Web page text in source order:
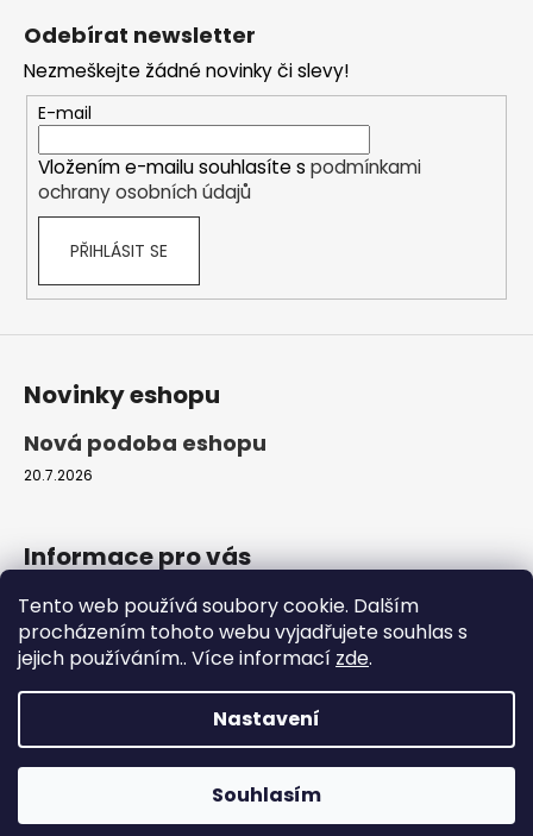
Tento web používá soubory cookie. Dalším
procházením tohoto webu vyjadřujete souhlas s
jejich používáním.. Více informací zde.
Nastavení
Souhlasím
p
r
v
k
y
u
í
Odebírat newsletter
Nezmeškejte žádné novinky či slevy!
E-mail
Vložením e-mailu souhlasíte s podmínkami
ochrany osobních údajů
PŘIHLÁSIT SE
Novinky eshopu
Nová podoba eshopu
20.7.2026
Informace pro vás
Obchodní podmínky
Podmínky ochrany osobních údajů
Moje objednávka
Copyright 2026ProfiZvířátka.cz. Všechna práva
vyhrazena.